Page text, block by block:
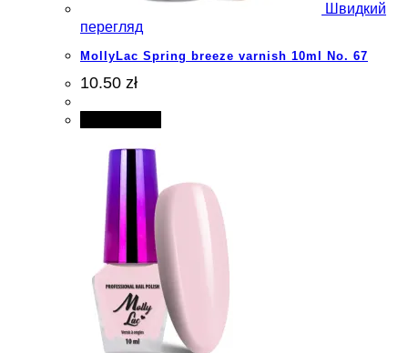
Швидкий
перегляд
MollyLac Spring breeze varnish 10ml No. 67
10.50 zł